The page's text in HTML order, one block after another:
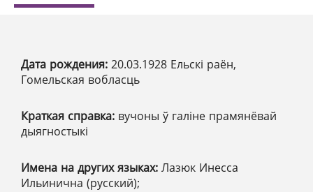
Дата рождения: 20.03.1928 Ельскі раён,
Гомельская вобласць
Краткая справка: вучоны ў галіне прамянёвай
дыягностыкі
Имена на других языках: Лазюк Инесса
Ильинична (русский);